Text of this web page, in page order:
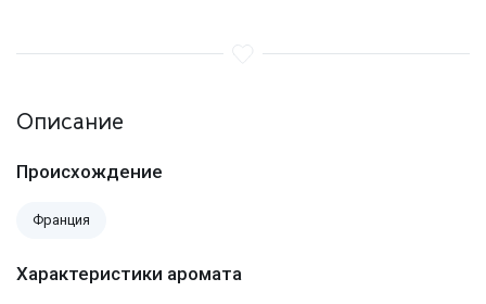
Описание
Происхождение
Франция
Характеристики аромата